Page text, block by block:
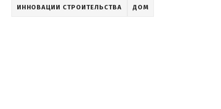
ИННОВАЦИИ СТРОИТЕЛЬСТВА ДОМ